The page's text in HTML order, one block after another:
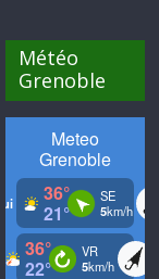
Météo
Grenoble